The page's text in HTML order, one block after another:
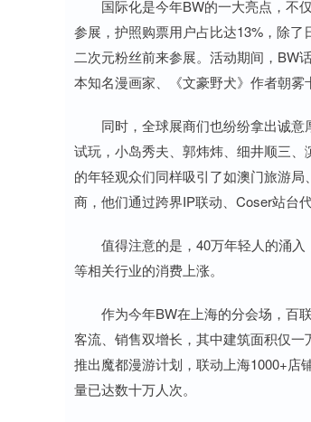
国际化是今年BW的一大亮点，不仅
参展，护照购票用户占比达13%，除
二次元粉丝前来参展。活动期间，BW
本知名漫画家、《文豪野犬》作者朝雾
同时，全球展商们也纷纷拿出诚意
试玩，小岛秀夫、郭炜炜、细井顺三
的年轻观众们同样吸引了如澳门旅游
商，他们通过跨界IP联动、Coser站台
值得注意的是，40万年轻人的涌入
等相关行业的消费上涨。
作为今年BW在上海的分会场，百联
客流、销售双增长，其中建筑面积仅
推出魔都漫游计划，联动上海1000+店
量已达数十万人次。